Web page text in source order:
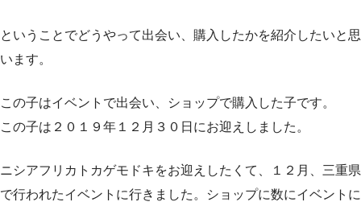
ということでどうやって出会い、購入したかを紹介したいと思
います。
この子はイベントで出会い、ショップで購入した子です。
この子は２０１９年１２月３０日にお迎えしました。
ニシアフリカトカゲモドキをお迎えしたくて、１２月、三重県
で行われたイベントに行きました。ショップに数にイベントに